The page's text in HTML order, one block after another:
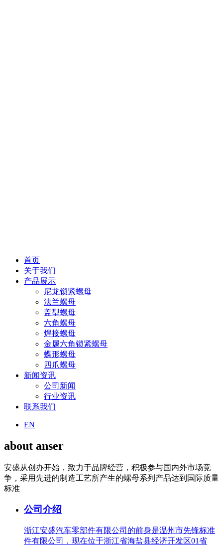
首页
关于我们
产品展示
尼龙锁紧螺母
法兰螺母
盖型螺母
六角螺母
焊接螺母
金属六角锁紧螺母
蝶形螺母
四爪螺母
新闻资讯
公司新闻
行业资讯
联系我们
EN
about anser
安盛从创办开始，致力于品牌经营，积极参与国内外市场竞
争，采用先进的制造工艺所产生的螺母系列产品达到国际质量
标准
公司介绍
浙江安盛汽车零部件有限公司的前身是温州市先锋标准
件有限公司，现在位于浙江省海盐县经济开发区01省